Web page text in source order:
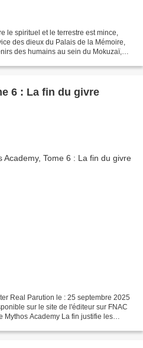
le spirituel et le terrestre est mince,
des dieux du Palais de la Mémoire,
des humains au sein du Mokuzaï,
6 : La fin du givre
Real Parution le : 25 septembre 2025
sur le site de l'éditeur sur FNAC
Mythos Academy La fin justifie les